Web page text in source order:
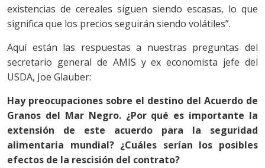
existencias de cereales siguen siendo escasas, lo que
significa que los precios seguirán siendo volátiles”.
Aquí están las respuestas a nuestras preguntas del
secretario general de AMIS y ex economista jefe del
USDA, Joe Glauber:
Hay preocupaciones sobre el destino del Acuerdo de
Granos del Mar Negro. ¿Por qué es importante la
extensión de este acuerdo para la seguridad
alimentaria mundial? ¿Cuáles serían los posibles
efectos de la rescisión del contrato?